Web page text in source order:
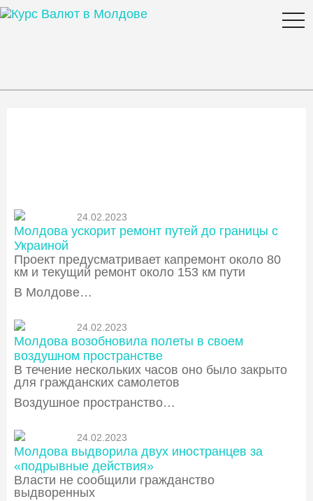
24.02.2023
Молдова ускорит ремонт путей до границы с
Украиной
Проект предусматривает капремонт около 80
км и текущий ремонт около 153 км пути
В Молдове…
24.02.2023
Молдова возобновила полеты в своем
воздушном пространстве
В течение нескольких часов оно было закрыто
для гражданских самолетов
Воздушное пространство…
24.02.2023
Молдова выдворила двух иностранцев за
«подрывные действия»
Власти не сообщили гражданство
выдворенных